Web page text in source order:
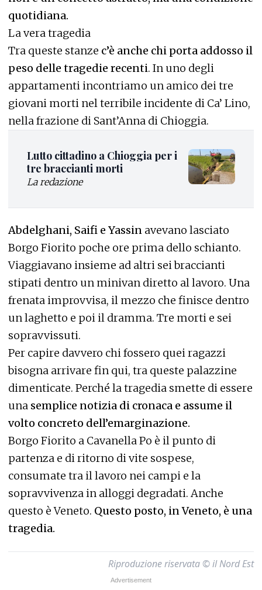
quotidiana.
La vera tragedia
Tra queste stanze c’è anche chi porta addosso il
peso delle tragedie recenti. In uno degli
appartamenti incontriamo un amico dei tre
giovani morti nel terribile incidente di Ca’ Lino,
nella frazione di Sant’Anna di Chioggia.
Lutto cittadino a Chioggia per i
tre braccianti morti
La redazione
Abdelghani, Saifi e Yassin avevano lasciato
Borgo Fiorito poche ore prima dello schianto.
Viaggiavano insieme ad altri sei braccianti
stipati dentro un minivan diretto al lavoro. Una
frenata improvvisa, il mezzo che finisce dentro
un laghetto e poi il dramma. Tre morti e sei
sopravvissuti.
Per capire davvero chi fossero quei ragazzi
bisogna arrivare fin qui, tra queste palazzine
dimenticate. Perché la tragedia smette di essere
una semplice notizia di cronaca e assume il
volto concreto dell’emarginazione.
Borgo Fiorito a Cavanella Po è il punto di
partenza e di ritorno di vite sospese,
consumate tra il lavoro nei campi e la
sopravvivenza in alloggi degradati. Anche
questo è Veneto. Questo posto, in Veneto, è una
tragedia.
Riproduzione riservata © il Nord Est